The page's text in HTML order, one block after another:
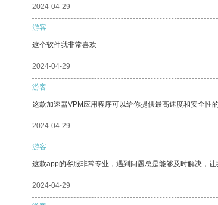
2024-04-29
游客
这个软件我非常喜欢
2024-04-29
游客
这款加速器VPM应用程序可以给你提供最高速度和安全性
2024-04-29
游客
这款app的客服非常专业，遇到问题总是能够及时解决，让
2024-04-29